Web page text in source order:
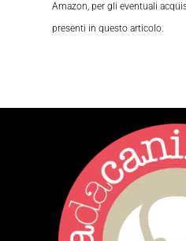
Amazon, per gli eventuali
presenti in questo articolo.